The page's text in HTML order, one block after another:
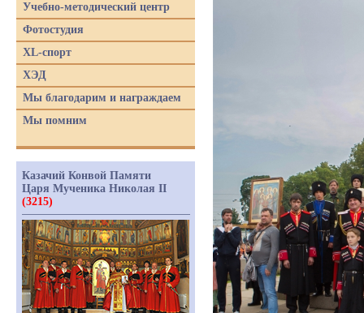
Учебно-методический центр
Фотостудия
XL-спорт
ХЭД
Мы благодарим и награждаем
Мы помним
Казачий Конвой Памяти
Царя Мученика Николая II
(3215)